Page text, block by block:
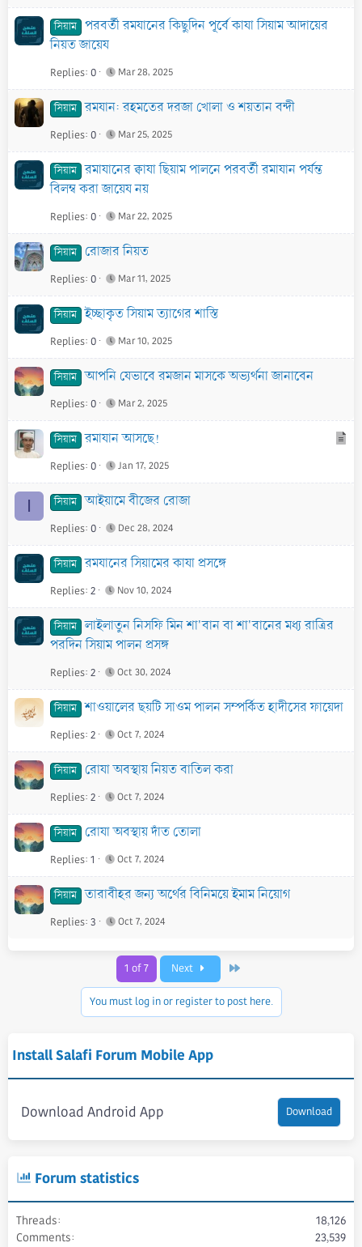
সিয়াম পরবর্তী রমযানের কিছুদিন পূর্বে কাযা সিয়াম আদায়ের
নিয়ত জায়েয
Replies 0 Mar 28, 2025
সিয়াম রমযান: রহমতের দরজা খোলা ও শয়তান বন্দী
Replies 0 Mar 25, 2025
সিয়াম রমাযানের ক্বাযা ছিয়াম পালনে পরবর্তী রমাযান পর্যন্ত
বিলম্ব করা জায়েয নয়
Replies 0 Mar 22, 2025
সিয়াম রোজার নিয়ত
Replies 0 Mar 11, 2025
সিয়াম ইচ্ছাকৃত সিয়াম ত্যাগের শাস্তি
Replies 0 Mar 10, 2025
সিয়াম আপনি যেভাবে রমজান মাসকে অভ্যর্থনা জানাবেন
Replies 0 Mar 2, 2025
সিয়াম রমাযান আসছে!
Replies 0 Jan 17, 2025
I সিয়াম আইয়ামে বীজের রোজা
Replies 0 Dec 28, 2024
সিয়াম রমযানের সিয়ামের কাযা প্রসঙ্গে
Replies 2 Nov 10, 2024
সিয়াম লাইলাতুন নিসফি মিন শা'বান বা শা'বানের মধ্য রাত্রির
পরদিন সিয়াম পালন প্রসঙ্গ
Replies 2 Oct 30, 2024
সিয়াম শাওয়ালের ছয়টি সাওম পালন সম্পর্কিত হাদীসের ফায়েদা
Replies 2 Oct 7, 2024
সিয়াম রোযা অবস্থায় নিয়ত বাতিল করা
Replies 2 Oct 7, 2024
সিয়াম রোযা অবস্থায় দাঁত তোলা
Replies 1 Oct 7, 2024
সিয়াম তারাবীহর জন্য অর্থের বিনিময়ে ইমাম নিয়োগ
Replies 3 Oct 7, 2024
1 of 7 Next
You must log in or register to post here.
Install Salafi Forum Mobile App
Download Android App Download
Forum statistics
Threads
18,126
Comments
23,539